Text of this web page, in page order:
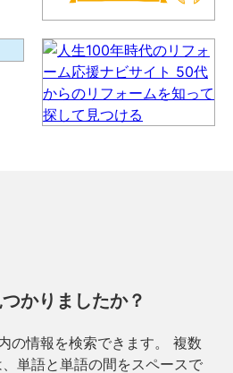
かりましたか？
の情報を検索できます。 複数
単語と単語の間をスペースで